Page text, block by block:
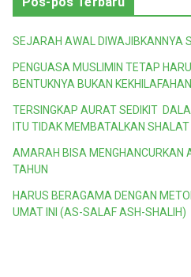
SEJARAH AWAL DIWAJIBKANNYA
PENGUASA MUSLIMIN TETAP
BENTUKNYA BUKAN
TERSINGKAP AURAT SEDIKIT
ITU TIDAK MEMBATALKAN SHALAT
AMARAH BISA MENGHANCURKAN
TAHUN
HARUS BERAGAMA DENGAN
UMAT INI (AS-SALAF ASH-SHALIH)